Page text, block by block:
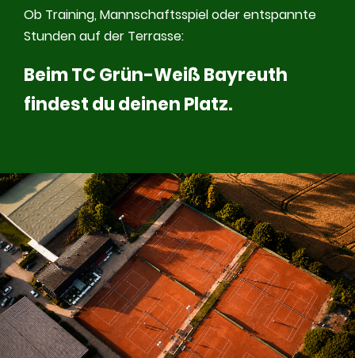
Ob Training, Mannschaftsspiel oder entspannte
Stunden auf der Terrasse:
Beim TC Grün-Weiß Bayreuth
findest du deinen Platz.